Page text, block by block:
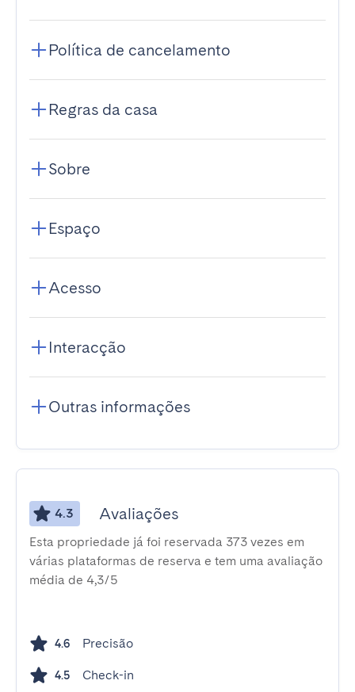
Política de cancelamento
Regras da casa
Sobre
Espaço
Acesso
Interacção
Outras informações
4.3 Avaliações
Esta propriedade já foi reservada 373 vezes em
várias plataformas de reserva e tem uma avaliação
média de 4,3/5
4.6 Precisão
4.5 Check-in